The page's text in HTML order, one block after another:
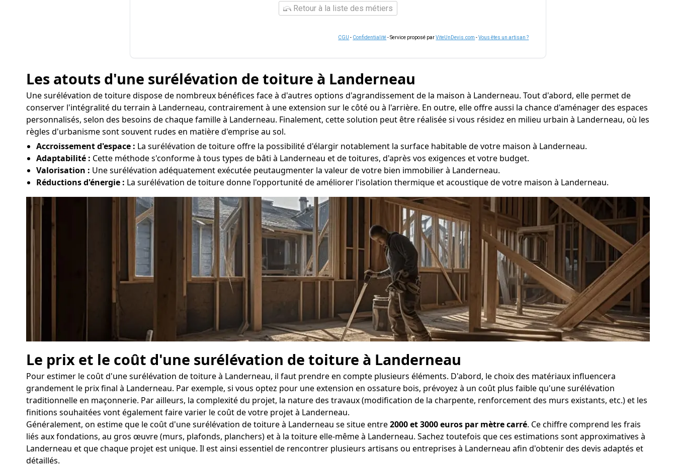
Retour à la liste des métiers
CGU - Confidentialité- Service proposé parViteUnDevis.com -Vous êtes un artisan ?
Les atouts d'une surélévation de toiture à Landerneau
Une surélévation de toiture dispose de nombreux bénéfices face à d'autres options d'agrandissement de la maison à Landerneau. Tout d'abord, elle permet de
conserver l'intégralité du terrain à Landerneau, contrairement à une extension sur le côté ou à l'arrière. En outre, elle offre aussi la chance d'aménager des espaces
personnalisés, selon des besoins de chaque famille à Landerneau. Finalement, cette solution peut être réalisée si vous résidez en milieu urbain à Landerneau, où les
règles d'urbanisme sont souvent rudes en matière d'emprise au sol.
Accroissement d'espace : La surélévation de toiture offre la possibilité d'élargir notablement la surface habitable de votre maison à Landerneau.
Adaptabilité : Cette méthode s'conforme à tous types de bâti à Landerneau et de toitures, d'après vos exigences et votre budget.
Valorisation : Une surélévation adéquatement exécutée peutaugmenter la valeur de votre bien immobilier à Landerneau.
Réductions d'énergie : La surélévation de toiture donne l'opportunité de améliorer l'isolation thermique et acoustique de votre maison à Landerneau.
Le prix et le coût d'une surélévation de toiture à Landerneau
Pour estimer le coût d'une surélévation de toiture à Landerneau, il faut prendre en compte plusieurs éléments. D'abord, le choix des matériaux influencera
grandement le prix final à Landerneau. Par exemple, si vous optez pour une extension en ossature bois, prévoyez à un coût plus faible qu'une surélévation
traditionnelle en maçonnerie. Par ailleurs, la complexité du projet, la nature des travaux (modification de la charpente, renforcement des murs existants, etc.) et les
finitions souhaitées vont également faire varier le coût de votre projet à Landerneau.
Généralement, on estime que le coût d'une surélévation de toiture à Landerneau se situe entre2000 et 3000 euros par mètre carré. Ce chiffre comprend les frais
liés aux fondations, au gros œuvre (murs, plafonds, planchers) et à la toiture elle-même à Landerneau. Sachez toutefois que ces estimations sont approximatives à
Landerneau et que chaque projet est unique. Il est ainsi essentiel de rencontrer plusieurs artisans ou entreprises à Landerneau afin d'obtenir des devis adaptés et
détaillés.